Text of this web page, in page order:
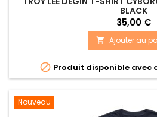
BLACK
35,00 €
 Ajouter au
 Produit disponible avec
Nouveau